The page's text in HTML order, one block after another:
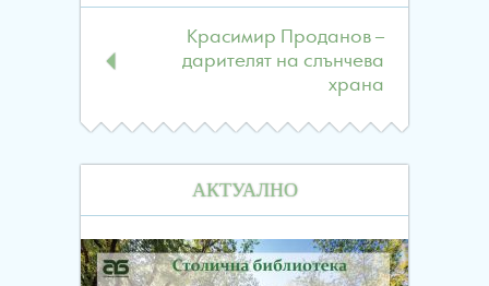
Красимир Проданов –
дарителят на слънчева
храна
АКТУАЛНО